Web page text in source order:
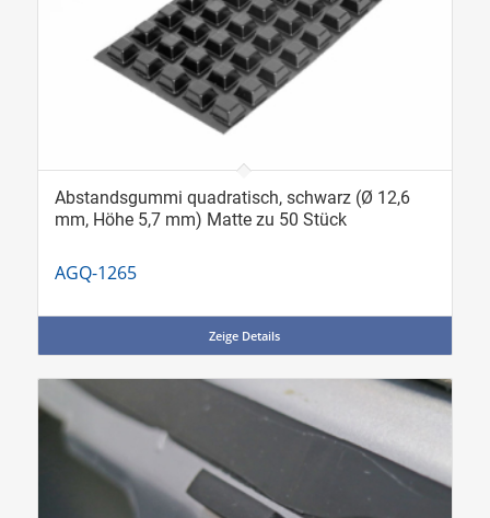
Abstandsgummi quadratisch, schwarz (Ø 12,6
mm, Höhe 5,7 mm) Matte zu 50 Stück
AGQ-1265
Zeige Details